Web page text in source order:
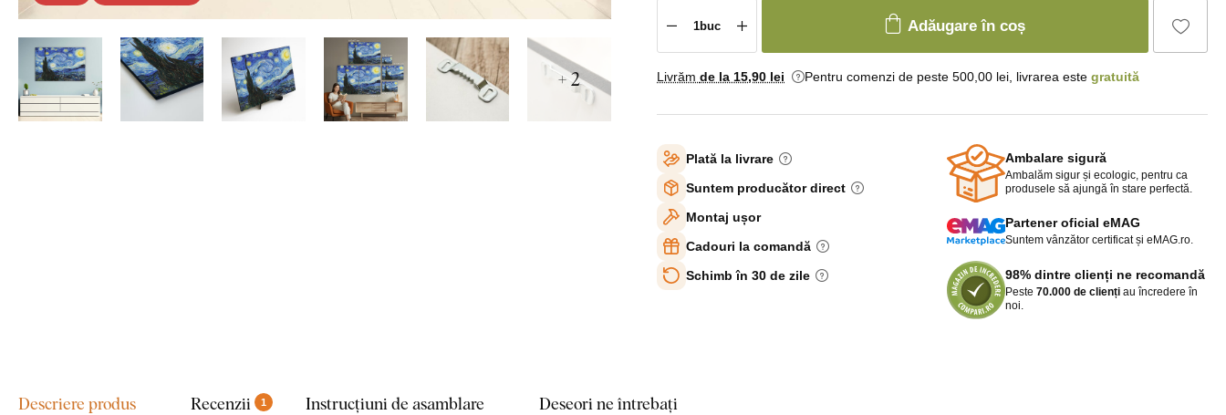
+ 2
Adăugare în coș
Livrăm de la 15,90 lei Pentru comenzi de peste 500,00 lei, livrarea este gratuită
Plată la livrare
Suntem producător direct
Montaj ușor
Cadouri la comandă
Schimb în 30 de zile
Ambalare sigură
Ambalăm sigur și ecologic, pentru ca
produsele să ajungă în stare perfectă.
Partener oficial eMAG
Suntem vânzător certificat și eMAG.ro.
98% dintre clienți ne recomandă
Peste 70.000 de clienți au încredere în
noi.
Descriere produs Recenzii 1 Instrucțiuni de asamblare Deseori ne întrebați